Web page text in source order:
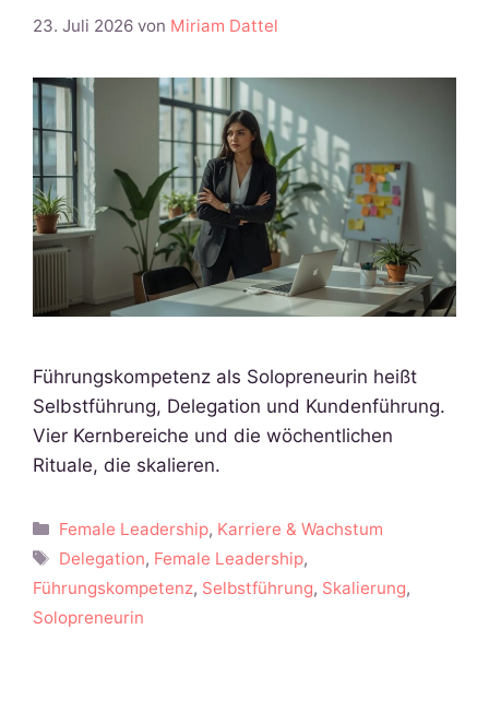
23. Juli 2026 von Miriam Dattel
Führungskompetenz als Solopreneurin heißt
Selbstführung, Delegation und Kundenführung.
Vier Kernbereiche und die wöchentlichen
Rituale, die skalieren.
Kategorien
Female Leadership, Karriere & Wachstum
Schlagwörter
Delegation, Female Leadership,
Führungskompetenz, Selbstführung, Skalierung,
Solopreneurin